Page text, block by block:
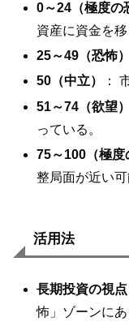
0～24（極度の
資産に資金を
25～49（恐怖）
50（中立）
：
51～74（欲望）
っている。
75～100（極度
整局面が近い可
活用法
長期投資の視点
怖」ゾーンに